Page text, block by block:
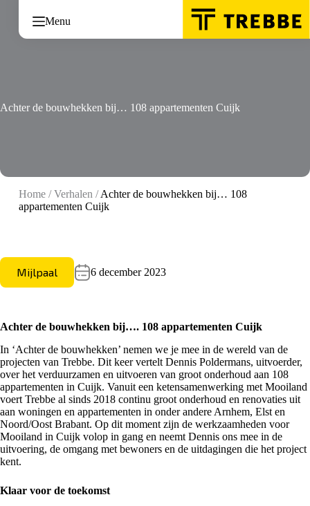
inhoud
Menu
Achter de bouwhekken bij… 108 appartementen Cuijk
Home/Verhalen /Achter de bouwhekken bij… 108
appartementen Cuijk
Mijlpaal 6 december 2023
Achter de bouwhekken bij…. 108 appartementen Cuijk
In ‘Achter de bouwhekken’ nemen we je mee in de wereld van de
projecten van Trebbe. Dit keer vertelt Dennis Poldermans, uitvoerder,
over het verduurzamen en uitvoeren van groot onderhoud aan 108
appartementen in Cuijk. Vanuit een ketensamenwerking met Mooiland
voert Trebbe al sinds 2018 continu groot onderhoud en renovaties uit
aan woningen en appartementen in onder andere Arnhem, Elst en
Noord/Oost Brabant. Op dit moment zijn de werkzaamheden voor
Mooiland in Cuijk volop in gang en neemt Dennis ons mee in de
uitvoering, de omgang met bewoners en de uitdagingen die het project
kent.
Klaar voor de toekomst